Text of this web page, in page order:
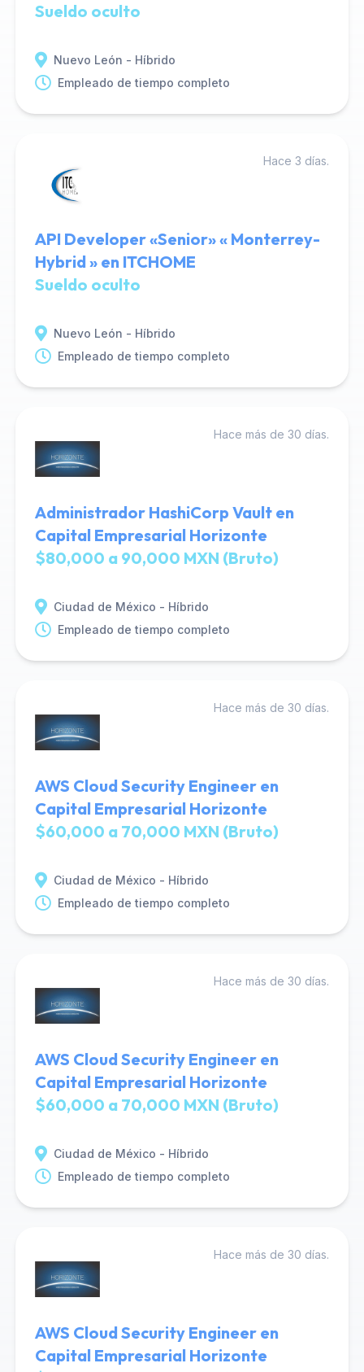
Sueldo oculto
Nuevo León - Híbrido
Empleado de tiempo completo
Hace 3 días.
API Developer «Senior» « Monterrey-
Hybrid » en ITCHOME
Sueldo oculto
Nuevo León - Híbrido
Empleado de tiempo completo
Hace más de 30 días.
Administrador HashiCorp Vault en
Capital Empresarial Horizonte
$80,000 a 90,000 MXN (Bruto)
Ciudad de México - Híbrido
Empleado de tiempo completo
Hace más de 30 días.
AWS Cloud Security Engineer en
Capital Empresarial Horizonte
$60,000 a 70,000 MXN (Bruto)
Ciudad de México - Híbrido
Empleado de tiempo completo
Hace más de 30 días.
AWS Cloud Security Engineer en
Capital Empresarial Horizonte
$60,000 a 70,000 MXN (Bruto)
Ciudad de México - Híbrido
Empleado de tiempo completo
Hace más de 30 días.
AWS Cloud Security Engineer en
Capital Empresarial Horizonte